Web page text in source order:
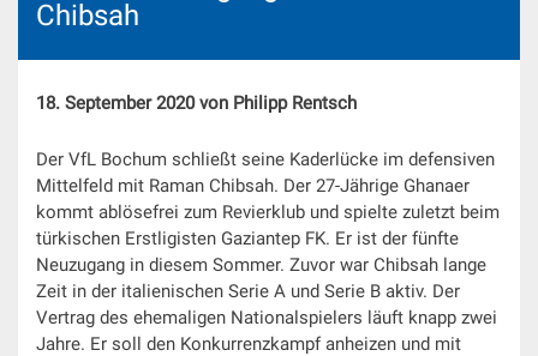
Chibsah
18. September 2020 von Philipp Rentsch
Der VfL Bochum schließt seine Kaderlücke im defensiven
Mittelfeld mit Raman Chibsah. Der 27-Jährige Ghanaer
kommt ablösefrei zum Revierklub und spielte zuletzt beim
türkischen Erstligisten Gaziantep FK. Er ist der fünfte
Neuzugang in diesem Sommer. Zuvor war Chibsah lange
Zeit in der italienischen Serie A und Serie B aktiv. Der
Vertrag des ehemaligen Nationalspielers läuft knapp zwei
Jahre. Er soll den Konkurrenzkampf anheizen und mit